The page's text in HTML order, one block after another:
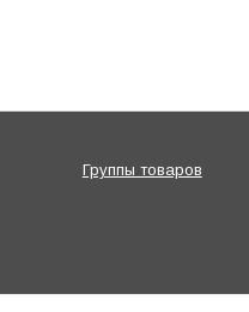
Группы товаров